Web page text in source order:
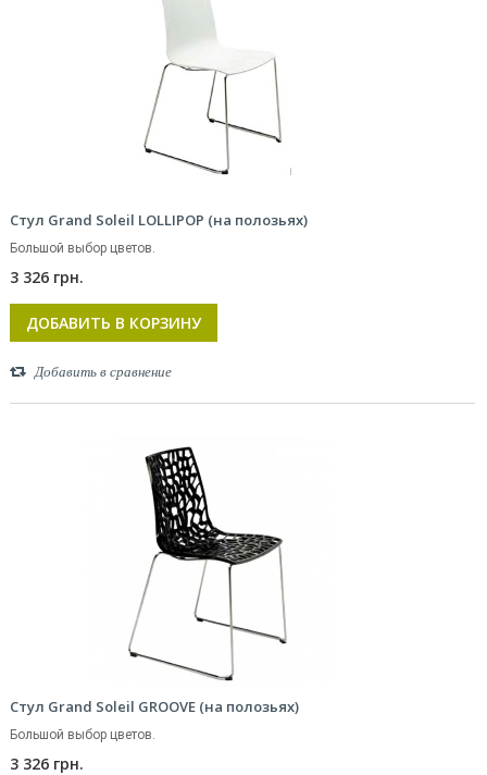
Стул Grand Soleil LOLLIPOP (на полозьях)
Большой выбор цветов.
3 326 грн.
ДОБАВИТЬ В КОРЗИНУ
Добавить в сравнение
Стул Grand Soleil GROOVE (на полозьях)
Большой выбор цветов.
3 326 грн.